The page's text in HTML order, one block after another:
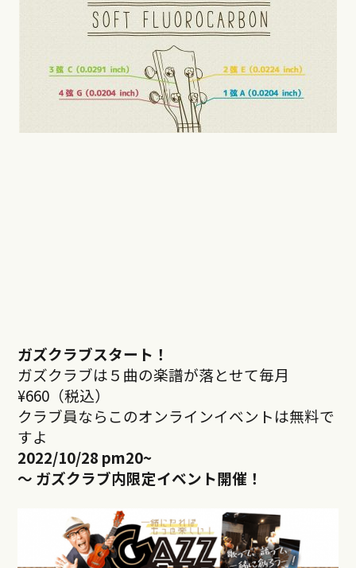
ガズクラブスタート！
ガズクラブは５曲の楽譜が落とせて毎月
¥660（税込）
クラブ員ならこのオンラインイベントは無料で
すよ
2022/10/28 pm20~
～ ガズクラブ内限定イベント開催！